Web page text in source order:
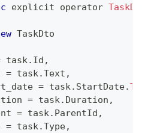
explicit operator
TaskDto
task. Id ,
= task.Text ,
= task. StartDate.
= task. Duration ,
= task. ParentId ,
= task.Type,